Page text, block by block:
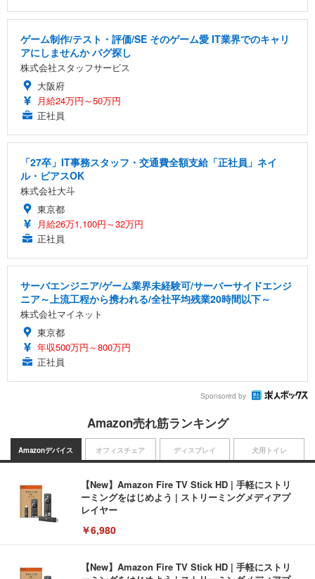
ゲーム制作/テスト・評価/SE そのゲーム愛 IT業界でのキャリ
アにしませんか バグ探し
株式会社スタッフサービス
大阪府
月給24万円～50万円
正社員
「27卒」IT事務スタッフ・交通費全額支給「正社員」ネイ
ル・ピアスOK
株式会社大斗
東京都
月給26万1,100円～32万円
正社員
サーバエンジニア/ゲーム業界未経験可/サーバーサイドエンジ
ニア～上流工程から携われる/全社平均残業20時間以下～
株式会社マイネット
東京都
年収500万円～800万円
正社員
Sponsored by
Amazon売れ筋ランキング
Amazonデバイス
【New】Amazon Fire TV Stick HD | 手軽にストリ
ーミングをはじめよう | ストリーミングメディアプ
レイヤー
￥6,980
【New】Amazon Fire TV Stick HD | 手軽にストリ
オフィスチェア ディスプレイ 犬用トイレ